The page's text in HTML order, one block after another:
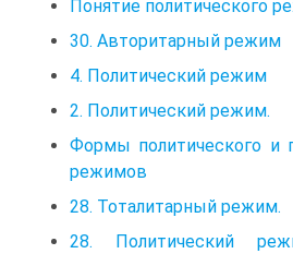
Понятие политического
30. Авторитарный режим
4. Политический режим
2. Политический режим.
Формы политического и
режимов
28. Тоталитарный режим.
28. Политический